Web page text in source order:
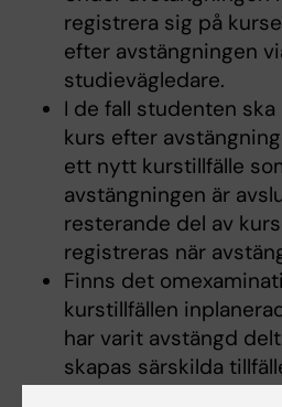
registrera sig på
efter avstängningen
studievägledare.
I de fall studenten
kurs efter
ett nytt kurstillfälle
avstängningen är
resterande del av
registreras när
Finns det
kurstillfällen
har varit avstängd
skapas särskilda